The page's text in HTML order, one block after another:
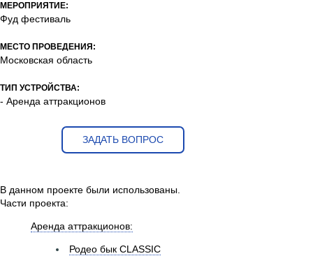
МЕРОПРИЯТИЕ:
Фуд фестиваль
МЕСТО ПРОВЕДЕНИЯ:
Московская область
ТИП УСТРОЙСТВА:
- Аренда аттракционов
ЗАДАТЬ ВОПРОС
В данном проекте были использованы.
Части проекта:
Аренда аттракционов:
Родео бык CLASSIC